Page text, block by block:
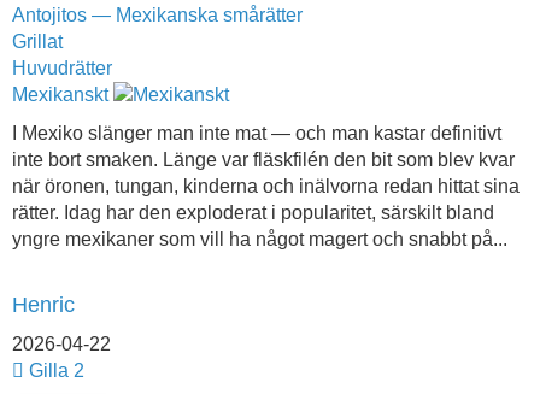
Antojitos — Mexikanska smårätter
Grillat
Huvudrätter
Mexikanskt
I Mexiko slänger man inte mat — och man kastar definitivt
inte bort smaken. Länge var fläskfilén den bit som blev kvar
när öronen, tungan, kinderna och inälvorna redan hittat sina
rätter. Idag har den exploderat i popularitet, särskilt bland
yngre mexikaner som vill ha något magert och snabbt på...
Henric
2026-04-22
Gilla 2